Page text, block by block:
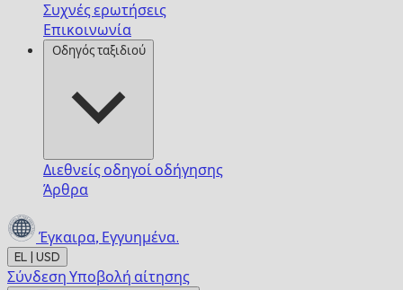
Συχνές ερωτήσεις
Επικοινωνία
Οδηγός ταξιδιού
Διεθνείς οδηγοί οδήγησης
Άρθρα
Έγκαιρα, Εγγυημένα.
EL | USD
Σύνδεση Υποβολή αίτησης